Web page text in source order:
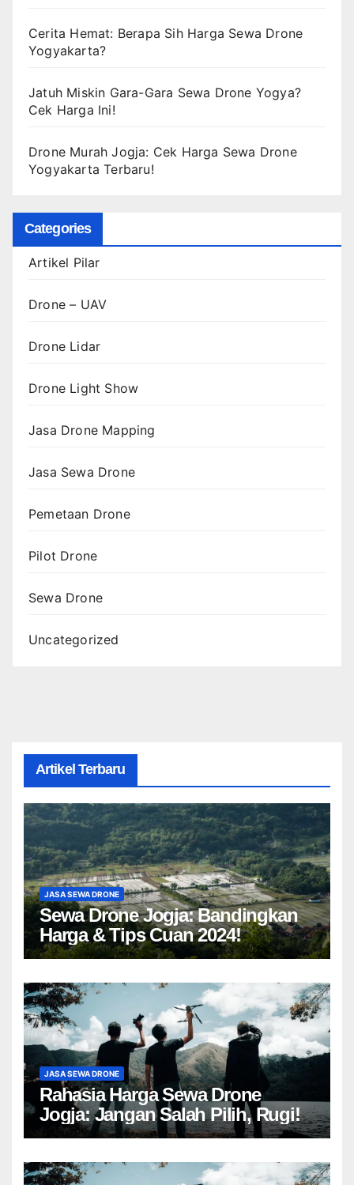
Cerita Hemat: Berapa Sih Harga Sewa Drone
Yogyakarta?
Jatuh Miskin Gara-Gara Sewa Drone Yogya?
Cek Harga Ini!
Drone Murah Jogja: Cek Harga Sewa Drone
Yogyakarta Terbaru!
Categories
Artikel Pilar
Drone – UAV
Drone Lidar
Drone Light Show
Jasa Drone Mapping
Jasa Sewa Drone
Pemetaan Drone
Pilot Drone
Sewa Drone
Uncategorized
Artikel Terbaru
JASA SEWA DRONE
Sewa Drone Jogja: Bandingkan
Harga & Tips Cuan 2024!
JASA SEWA DRONE
Rahasia Harga Sewa Drone
Jogja: Jangan Salah Pilih, Rugi!